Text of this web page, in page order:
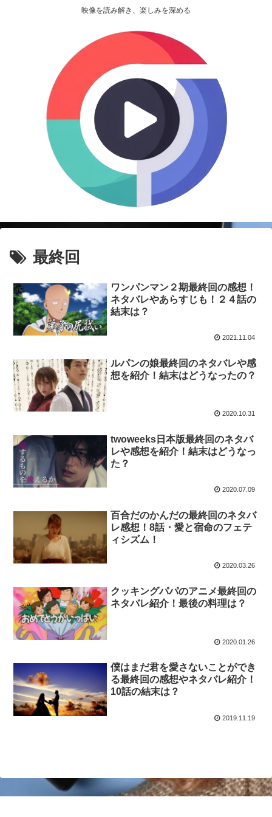
映像を読み解き、楽しみを深める
最終回
ワンパンマン２期最終回の感想！
ネタバレやあらすじも！２４話の
結末は？
2021.11.04
ルパンの娘最終回のネタバレや感
想を紹介！結末はどうなったの？
2020.10.31
twoweeks日本版最終回のネタバ
レや感想を紹介！結末はどうなっ
た？
2020.07.09
百合だのかんだの最終回のネタバ
レ感想！8話・愛と宿命のフェテ
ィシズム！
2020.03.26
クッキングパパのアニメ最終回の
ネタバレ紹介！最後の料理は？
2020.01.26
僕はまだ君を愛さないことができ
る最終回の感想やネタバレ紹介！
10話の結末は？
2019.11.19